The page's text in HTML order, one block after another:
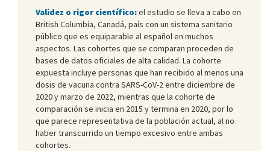
Validez o rigor científico:el estudio se lleva a cabo en
British Columbia, Canadá, país con un sistema sanitario
público que es equiparable al español en muchos
aspectos. Las cohortes que se comparan proceden de
bases de datos oficiales de alta calidad. La cohorte
expuesta incluye personas que han recibido al menos una
dosis de vacuna contra SARS-CoV-2 entre diciembre de
2020 y marzo de 2022, mientras que la cohorte de
comparación se inicia en 2015 y termina en 2020, por lo
que parece representativa de la población actual, al no
haber transcurrido un tiempo excesivo entre ambas
cohortes.